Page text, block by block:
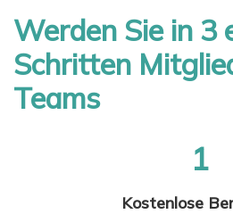
Werden Sie in 3
Schritten
Teams
1
Kostenlose